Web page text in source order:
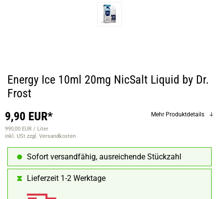
Energy Ice 10ml 20mg NicSalt Liquid by Dr.
Frost
9,90 EUR*
990,00 EUR / Liter
inkl. USt zzgl. Versandkosten
Mehr Produktdetails
Sofort versandfähig, ausreichende Stückzahl
Lieferzeit 1-2 Werktage